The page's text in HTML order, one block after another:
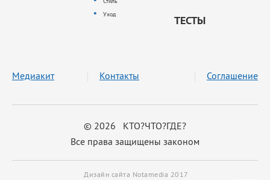
Уход
ТЕСТЫ
© 2026 КТО?ЧТО?ГДЕ?
Все права защищены законом
Медиакит Контакты Соглашение
Дизайн сайта Notamedia 2017